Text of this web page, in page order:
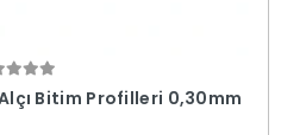
DKPGLVBTM - Galvaniz Alçı Bitim Profilleri 0,30mm